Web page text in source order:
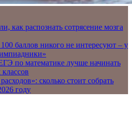
как распознать сотрясение мозга
баллов никого не интересуют – у
по математике лучше начинать
сколько стоит собрать
году